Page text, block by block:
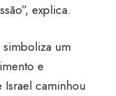
explica.
um
e
caminhou